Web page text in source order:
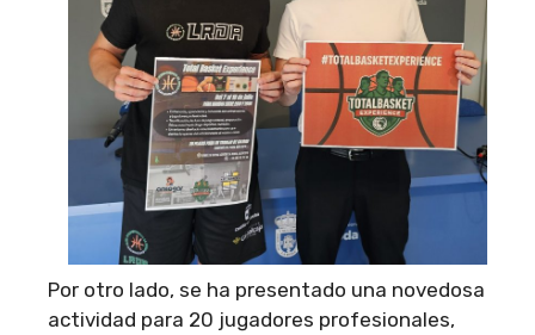
Por otro lado, se ha presentado una novedosa
actividad para 20 jugadores profesionales,